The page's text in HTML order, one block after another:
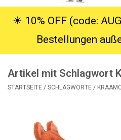
Kuscheltiere
SALE
☀︎ 10% OFF (code:
Bestellungen
Artikel mit Schlagwort
STARTSEITE / SCHLAGWORTE /